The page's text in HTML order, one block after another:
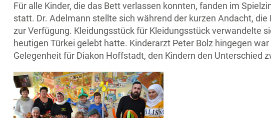
Für alle Kinder, die das Bett verlassen konnten, fanden im
statt. Dr. Adelmann stellte sich während der kurzen Andacht,
zur Verfügung. Kleidungsstück für Kleidungsstück verwandelte
heutigen Türkei gelebt hatte. Kinderarzt Peter Bolz hingegen
Gelegenheit für Diakon Hoffstadt, den Kindern den Unterschied